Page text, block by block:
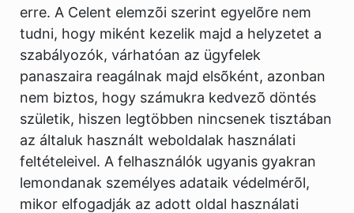
erre. A Celent elemzõi szerint egyelõre nem
tudni, hogy miként kezelik majd a helyzetet a
szabályozók, várhatóan az ügyfelek
panaszaira reagálnak majd elsõként, azonban
nem biztos, hogy számukra kedvezõ döntés
születik, hiszen legtöbben nincsenek tisztában
az általuk használt weboldalak használati
feltételeivel. A felhasználók ugyanis gyakran
lemondanak személyes adataik védelmérõl,
mikor elfogadják az adott oldal használati